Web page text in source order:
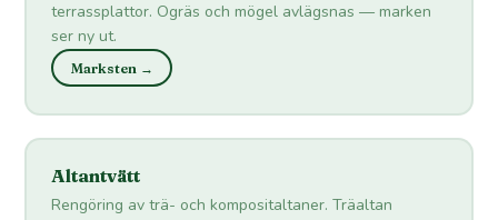
terrassplattor. Ogräs och mögel avlägsnas — marken
ser ny ut.
Marksten →
Altantvätt
Rengöring av trä- och kompositaltaner. Träaltan